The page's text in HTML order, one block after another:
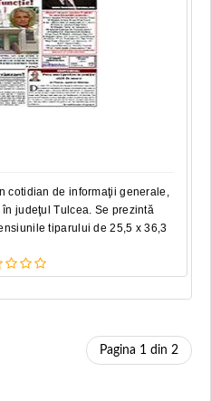
cotidian de informaţii generale,
judeţul Tulcea. Se prezintă
tiparului de 25,5 x 36,3
Pagina 1 din 2